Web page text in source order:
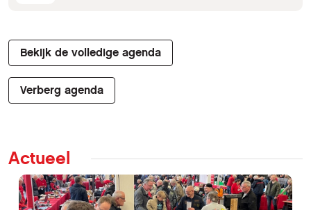
Bekijk de volledige agenda
Verberg agenda
Actueel